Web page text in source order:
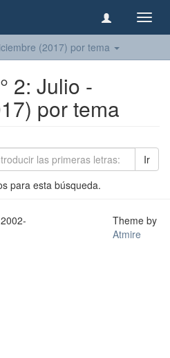
(2017) por tema
2: Julio -
por tema
Ir
para esta búsqueda.
Theme by
Atmire